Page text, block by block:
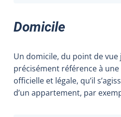
Domicile
Un domicile, du point de
précisément référence à
officielle et légale, qu’il
d’un appartement, par